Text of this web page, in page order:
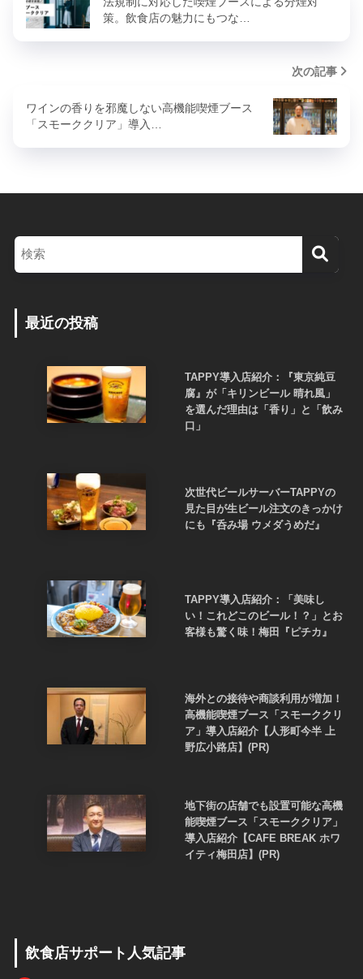
策。飲食店の魅力にもつな…
次の記事
ワインの香りを邪魔しない高機能喫煙ブース
「スモーククリア」導入…
最近の投稿
TAPPY導入店紹介：『東京純豆
腐』が「キリンビール 晴れ風」
を選んだ理由は「香り」と「飲み
口」
次世代ビールサーバーTAPPYの
見た目が生ビール注文のきっかけ
にも『呑み場 ウメダうめだ』
TAPPY導入店紹介：「美味し
い！これどこのビール！？」とお
客様も驚く味！梅田『ピチカ』
海外との接待や商談利用が増加！
高機能喫煙ブース「スモーククリ
ア」導入店紹介【人形町今半 上
野広小路店】(PR)
地下街の店舗でも設置可能な高機
能喫煙ブース「スモーククリア」
導入店紹介【CAFE BREAK ホワ
イティ梅田店】(PR)
飲食店サポート人気記事